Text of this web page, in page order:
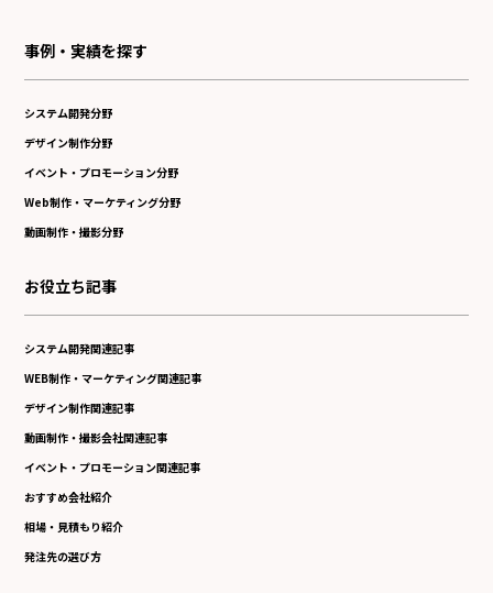
事例・実績を探す
システム開発分野
デザイン制作分野
イベント・プロモーション分野
Web制作・マーケティング分野
動画制作・撮影分野
お役立ち記事
システム開発関連記事
WEB制作・マーケティング関連記事
デザイン制作関連記事
動画制作・撮影会社関連記事
イベント・プロモーション関連記事
おすすめ会社紹介
相場・見積もり紹介
発注先の選び方